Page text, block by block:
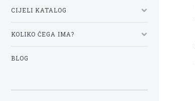
CIJELI KATALOG
KOLIKO ČEGA IMA?
BLOG